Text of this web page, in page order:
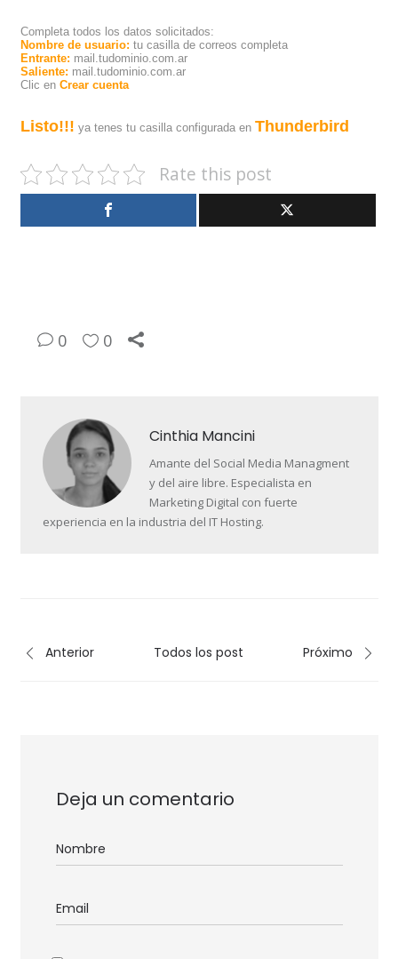
Completa todos los datos solicitados:
Nombre de usuario: tu casilla de correos completa
Entrante: mail.tudominio.com.ar
Saliente: mail.tudominio.com.ar
Clic en Crear cuenta
Listo!!! ya tenes tu casilla configurada en Thunderbird
Rate this post
0 0
Cinthia Mancini
Amante del Social Media Managment
y del aire libre. Especialista en
Marketing Digital con fuerte
experiencia en la industria del IT Hosting.
Anterior Todos los post Próximo
Deja un comentario